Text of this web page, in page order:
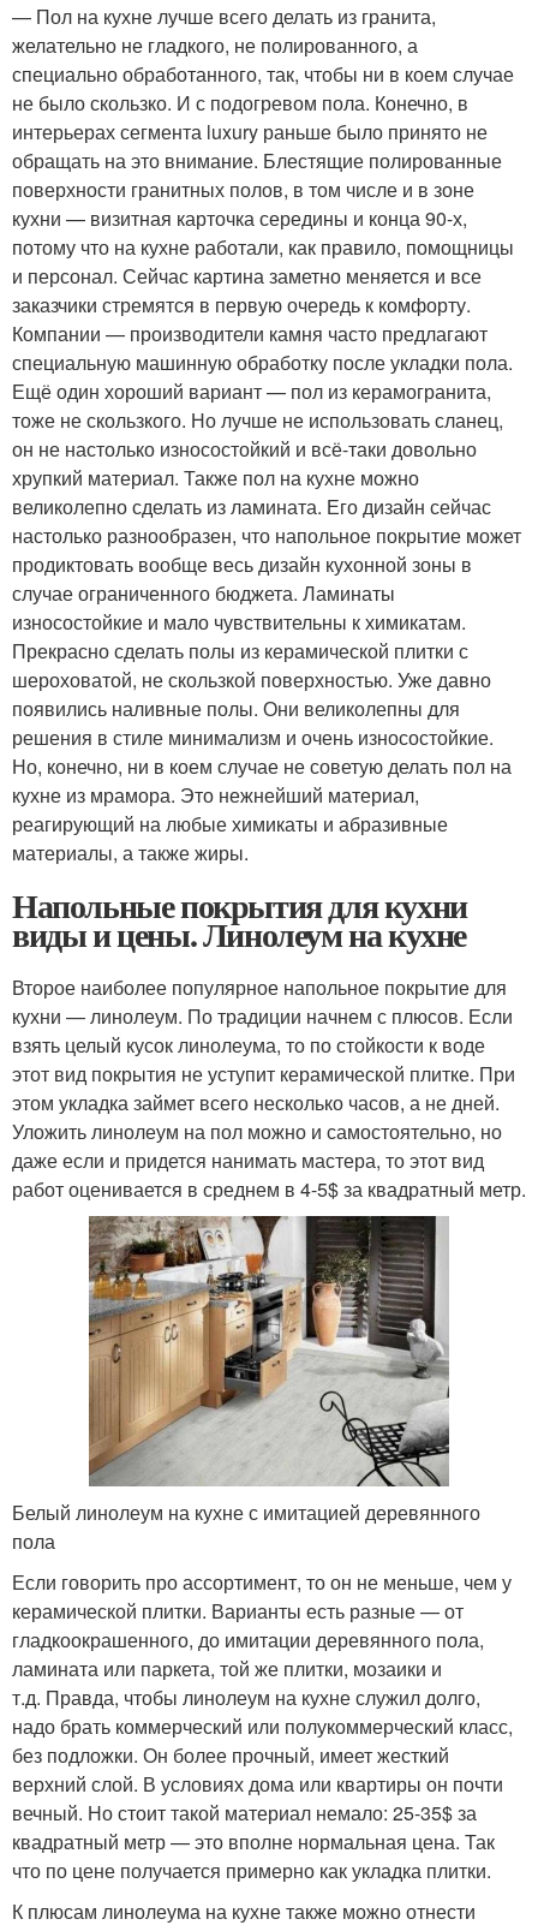
— Пол на кухне лучше всего делать из гранита,
желательно не гладкого, не полированного, а
специально обработанного, так, чтобы ни в коем случае
не было скользко. И с подогревом пола. Конечно, в
интерьерах сегмента luxury раньше было принято не
обращать на это внимание. Блестящие полированные
поверхности гранитных полов, в том числе и в зоне
кухни — визитная карточка середины и конца 90-х,
потому что на кухне работали, как правило, помощницы
и персонал. Сейчас картина заметно меняется и все
заказчики стремятся в первую очередь к комфорту.
Компании — производители камня часто предлагают
специальную машинную обработку после укладки пола.
Ещё один хороший вариант — пол из керамогранита,
тоже не скользкого. Но лучше не использовать сланец,
он не настолько износостойкий и всё-таки довольно
хрупкий материал. Также пол на кухне можно
великолепно сделать из ламината. Его дизайн сейчас
настолько разнообразен, что напольное покрытие может
продиктовать вообще весь дизайн кухонной зоны в
случае ограниченного бюджета. Ламинаты
износостойкие и мало чувствительны к химикатам.
Прекрасно сделать полы из керамической плитки с
шероховатой, не скользкой поверхностью. Уже давно
появились наливные полы. Они великолепны для
решения в стиле минимализм и очень износостойкие.
Но, конечно, ни в коем случае не советую делать пол на
кухне из мрамора. Это нежнейший материал,
реагирующий на любые химикаты и абразивные
материалы, а также жиры.
Напольные покрытия для кухни
виды и цены. Линолеум на кухне
Второе наиболее популярное напольное покрытие для
кухни — линолеум. По традиции начнем с плюсов. Если
взять целый кусок линолеума, то по стойкости к воде
этот вид покрытия не уступит керамической плитке. При
этом укладка займет всего несколько часов, а не дней.
Уложить линолеум на пол можно и самостоятельно, но
даже если и придется нанимать мастера, то этот вид
работ оценивается в среднем в 4-5$ за квадратный метр.
Белый линолеум на кухне с имитацией деревянного
пола
Если говорить про ассортимент, то он не меньше, чем у
керамической плитки. Варианты есть разные — от
гладкоокрашенного, до имитации деревянного пола,
ламината или паркета, той же плитки, мозаики и
т.д. Правда, чтобы линолеум на кухне служил долго,
надо брать коммерческий или полукоммерческий класс,
без подложки. Он более прочный, имеет жесткий
верхний слой. В условиях дома или квартиры он почти
вечный. Но стоит такой материал немало: 25-35$ за
квадратный метр — это вполне нормальная цена. Так
что по цене получается примерно как укладка плитки.
К плюсам линолеума на кухне также можно отнести